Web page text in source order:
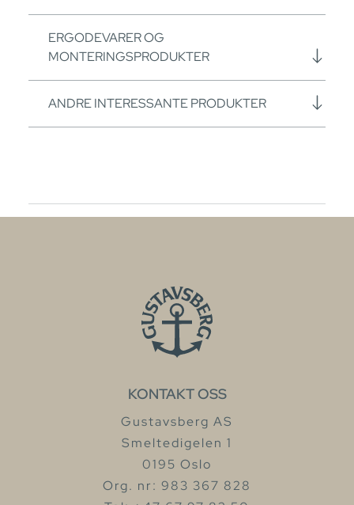
ERGODEVARER OG
MONTERINGSPRODUKTER
ANDRE INTERESSANTE PRODUKTER
KONTAKT OSS
Gustavsberg AS
Smeltedigelen 1
0195 Oslo
Org. nr: 983 367 828